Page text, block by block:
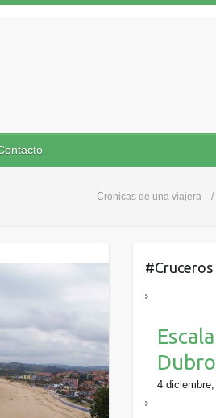
Crónicas de una viajera
#Cruceros
4